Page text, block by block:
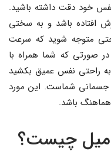
خود دقت داشته باشید.
افتاده باشد و به سختی
متوجه شوید که سرعت
صورتی که شما همراه با
راحتی نفس عمیق بکشید
جسمانی شماست. این مورد
باشد.
چیست؟